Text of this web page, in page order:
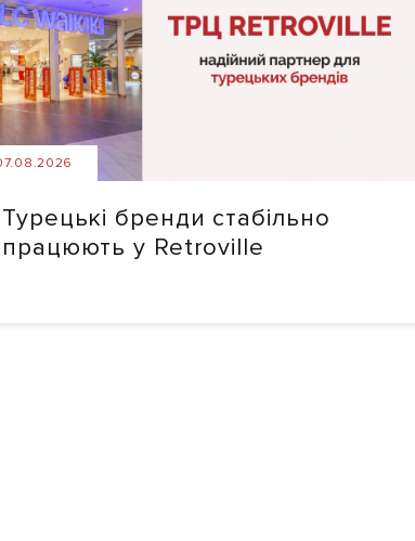
Турецькі бренди стабільно
працюють у Retroville